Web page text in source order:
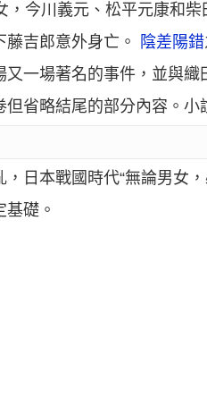
，今川義元、松平元康和
吉郎意外身亡。
陰差陽錯
又一場著名的事件，並與
省略結尾的部分內容。
日本戰國時代“無論男女
基礎。